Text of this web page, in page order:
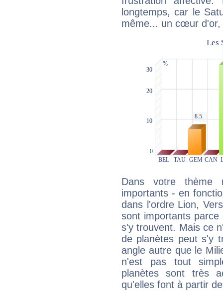
longtemps, car le
même... un cœur d'or,
Dans votre thème
importants - en
dans l'ordre Lion,
sont importants parce
s'y trouvent. Mais ce
de planètes peut s'y
angle autre que le
n'est pas tout
planètes sont très
qu'elles font à partir